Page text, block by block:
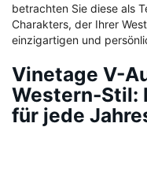
betrachten Sie diese als
Charakters, der Ihrer
einzigartigen und
Vinetage V-
Western-Stil:
für jede